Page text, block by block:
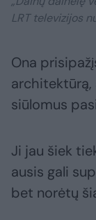
LRT televizijos
Ona
siūlomus
Ji jau šiek
ausis gali
bet norėtų